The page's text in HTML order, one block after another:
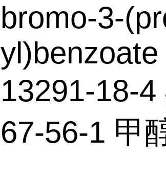
bromo-3-
yl)benzoate
13291-18-
67-56-1 甲